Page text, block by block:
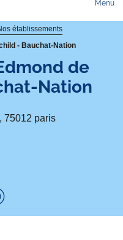
Menu
établissements
- Bauchat-Nation
de
Nation
75012 paris